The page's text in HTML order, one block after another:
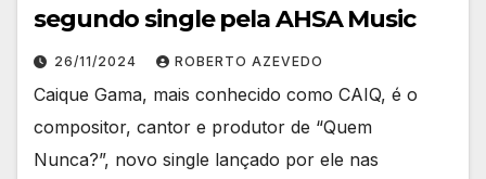
segundo single pela AHSA Music
26/11/2024 ROBERTO AZEVEDO
​​​​​​​Caique Gama, mais conhecido como CAIQ, é o
compositor, cantor e produtor de “Quem
Nunca?”, novo single lançado por ele nas